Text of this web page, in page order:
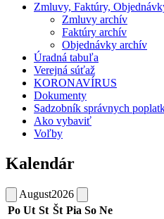
Zmluvy, Faktúry,
Zmluvy archív
Faktúry archív
Objednávky archív
Úradná tabuľa
Verejná súťaž
KORONAVÍRUS
Dokumenty
Sadzobník správnych
Ako vybaviť
Voľby
Kalendár
August2026
Po Ut St Št Pia So Ne